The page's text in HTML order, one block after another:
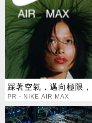
踩著空氣，邁向極限
PR・NIKE AIR MAX